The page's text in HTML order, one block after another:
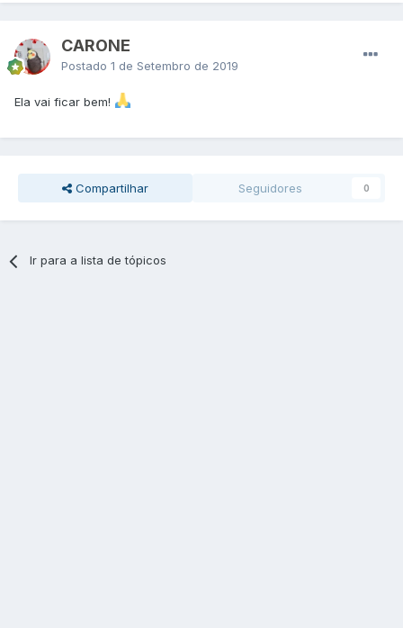
CARONE
Postado 1 de Setembro de 2019
Ela vai ficar bem!
Compartilhar Seguidores 0
Ir para a lista de tópicos